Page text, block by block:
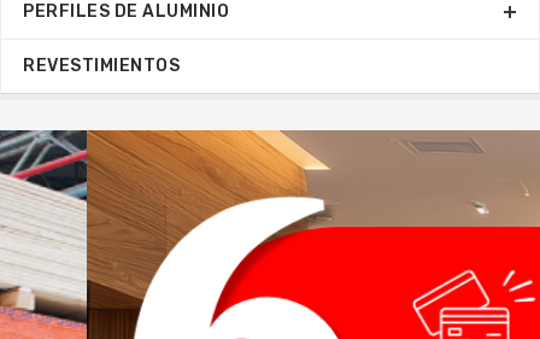
PERFILES DE ALUMINIO
REVESTIMIENTOS